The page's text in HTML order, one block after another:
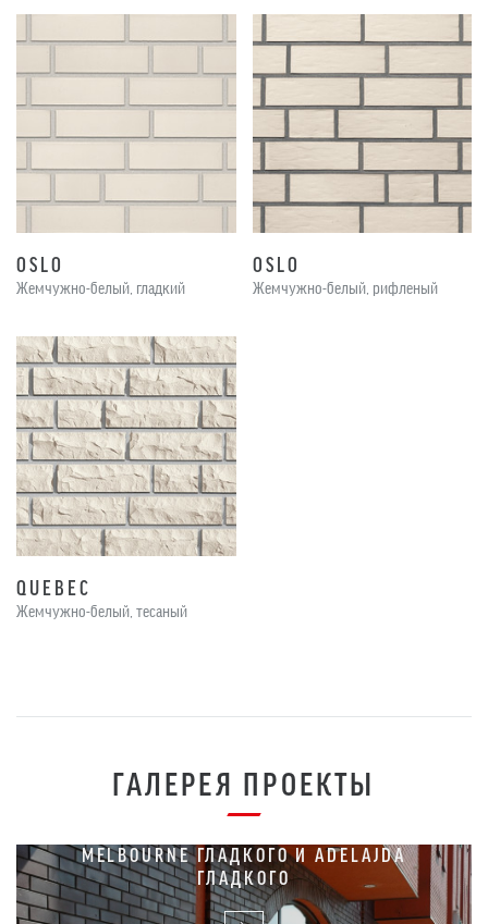
OSLO
Жемчужно-белый, гладкий
OSLO
Жемчужно-белый, рифленый
QUEBEC
Жемчужно-белый, тесаный
ГАЛЕРЕЯ ПРОЕКТЫ
Жилые здания
MELBOURNE ГЛАДКОГО И ADELAJDA
ГЛАДКОГО